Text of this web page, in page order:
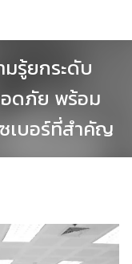
รู้ยกระดับ
ดภัย พร้อม
เบอร์ที่สำคัญ